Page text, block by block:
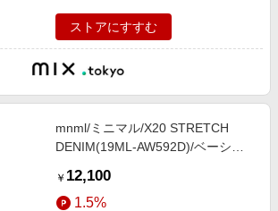
ストアにすすむ
mnml/ミニマル/X20 STRETCH
DENIM(19ML-AW592D)/ベーシッ
￥ 12,100
1.5%